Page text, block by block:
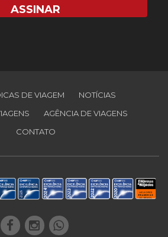
DE VIAGEM
NOTÍCIAS
AGÊNCIA DE VIAGENS
CONTATO